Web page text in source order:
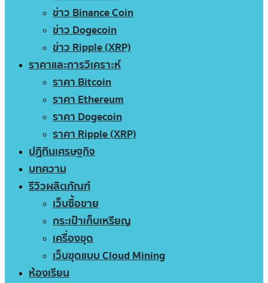
ข่าว Binance Coin
ข่าว Dogecoin
ข่าว Ripple (XRP)
ราคาและการวิเคราะห์
ราคา Bitcoin
ราคา Ethereum
ราคา Dogecoin
ราคา Ripple (XRP)
ปฏิทินเศรษฐกิจ
บทความ
รีวิวผลิตภัณฑ์
เว็บซื้อขาย
กระเป๋าเก็บเหรียญ
เครื่องขุด
เว็บขุดแบบ Cloud Mining
ห้องเรียน